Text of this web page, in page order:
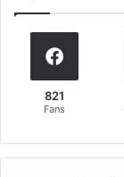
821
Fans